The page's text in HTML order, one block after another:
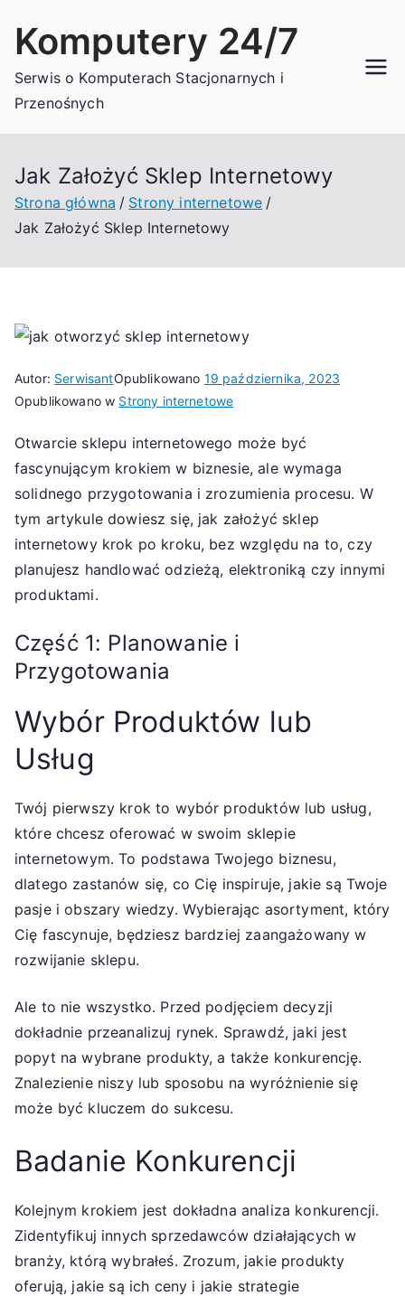
Komputery 24/7
Serwis o Komputerach Stacjonarnych i
Przenośnych
Jak Założyć Sklep Internetowy
Strona główna
Strony internetowe
Jak Założyć Sklep Internetowy
Autor: SerwisantOpublikowano 19 października, 2023
Opublikowano w Strony internetowe
Otwarcie sklepu internetowego może być
fascynującym krokiem w biznesie, ale wymaga
solidnego przygotowania i zrozumienia procesu. W
tym artykule dowiesz się, jak założyć sklep
internetowy krok po kroku, bez względu na to, czy
planujesz handlować odzieżą, elektroniką czy innymi
produktami.
Część 1: Planowanie i
Przygotowania
Wybór Produktów lub
Usług
Twój pierwszy krok to wybór produktów lub usług,
które chcesz oferować w swoim sklepie
internetowym. To podstawa Twojego biznesu,
dlatego zastanów się, co Cię inspiruje, jakie są Twoje
pasje i obszary wiedzy. Wybierając asortyment, który
Cię fascynuje, będziesz bardziej zaangażowany w
rozwijanie sklepu.
Ale to nie wszystko. Przed podjęciem decyzji
dokładnie przeanalizuj rynek. Sprawdź, jaki jest
popyt na wybrane produkty, a także konkurencję.
Znalezienie niszy lub sposobu na wyróżnienie się
może być kluczem do sukcesu.
Badanie Konkurencji
Kolejnym krokiem jest dokładna analiza konkurencji.
Zidentyfikuj innych sprzedawców działających w
branży, którą wybrałeś. Zrozum, jakie produkty
oferują, jakie są ich ceny i jakie strategie